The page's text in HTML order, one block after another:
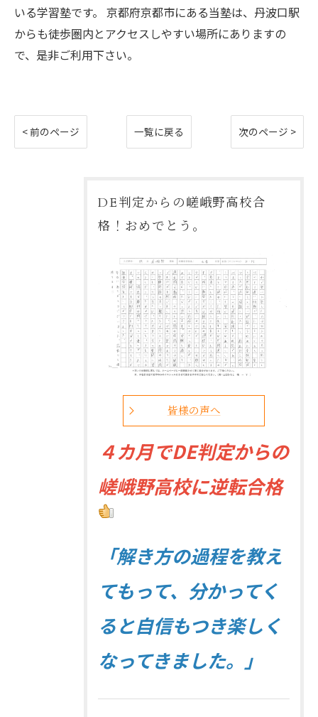
いる学習塾です。 京都府京都市にある当塾は、丹波口駅
からも徒歩圏内とアクセスしやすい場所にありますの
で、是非ご利用下さい。
< 前のページ 一覧に戻る 次のページ >
DE判定からの嵯峨野高校合
格！おめでとう。
皆様の声へ
４カ月でDE判定からの
嵯峨野高校に逆転合格
「解き方の過程を教え
てもって、分かってく
ると自信もつき楽しく
なってきました。」